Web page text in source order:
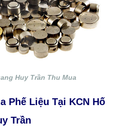
Huy Trần Thu Mua
Phế Liệu Tại KCN Hố
Trần